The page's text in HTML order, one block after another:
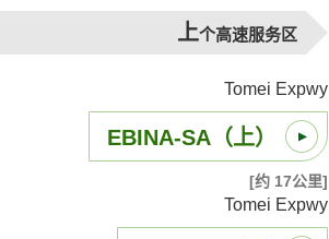
上个高速服务区
Tomei Expwy
EBINA-SA（上）
[约 17公里]
Tomei Expwy